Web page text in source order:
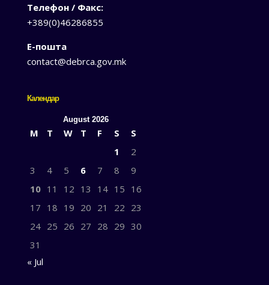
Телефон / Факс:
+389(0)46286855
Е-пошта
contact@debrca.gov.mk
Календар
August 2026
M T W T F S
S
1
2
3
4 5 6 7 8
9
10 11 12 13 14 15 16
17 18 19 20 21 22 23
24 25 26 27 28 29 30
31
« Jul